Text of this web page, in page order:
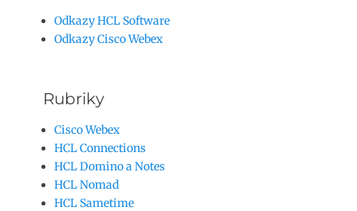
Odkazy HCL Software
Odkazy Cisco Webex
Rubriky
Cisco Webex
HCL Connections
HCL Domino a Notes
HCL Nomad
HCL Sametime